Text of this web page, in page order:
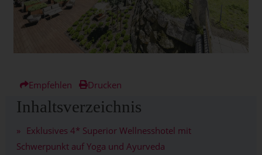
Empfehlen Drucken
Inhaltsverzeichnis
Exklusives 4* Superior Wellnesshotel mit
Schwerpunkt auf Yoga und Ayurveda